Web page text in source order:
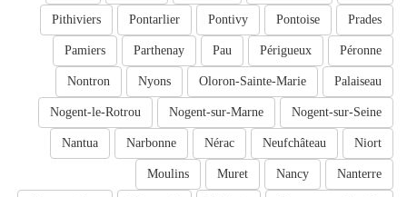
Prades
Pontoise
Pontivy
Pontarlier
Pithiviers
Péronne
Périgueux
Pau
Parthenay
Pamiers
Palaiseau
Oloron-Sainte-Marie
Nyons
Nontron
Nogent-sur-Seine
Nogent-sur-Marne
Nogent-le-Rotrou
Niort
Neufchâteau
Nérac
Narbonne
Nantua
Nanterre
Nancy
Muret
Moulins